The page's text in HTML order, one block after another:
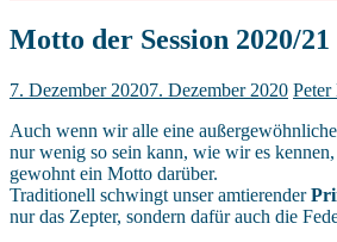
Motto der Session 2020/21
7. Dezember 20207. Dezember 2020
Auch wenn wir alle eine
nur wenig so sein kann, wie wir es
gewohnt ein Motto darüber.
Traditionell schwingt unser amtierender
nur das Zepter, sondern dafür auch die